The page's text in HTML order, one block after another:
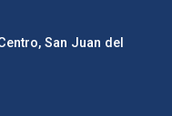
San Juan del